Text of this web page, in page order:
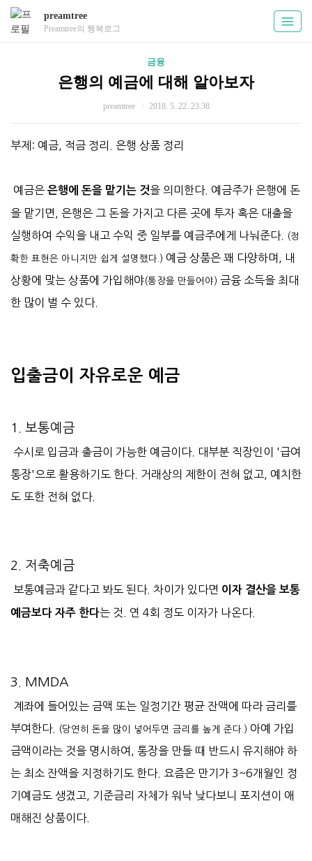
preamtree
Preamtree의 행복로그
금융
은행의 예금에 대해 알아보자
preamtree 2018. 5. 22. 23:38
부제: 예금, 적금 정리. 은행 상품 정리
예금은 은행에 돈을 맡기는 것을 의미한다. 예금주가 은행에 돈
을 맡기면, 은행은 그 돈을 가지고 다른 곳에 투자 혹은 대출을
실행하여 수익을 내고 수익 중 일부를 예금주에게 나눠준다.
(정
확한 표현은 아니지만 쉽게 설명했다.) 예금 상품은 꽤 다양하며, 내
상황에 맞는 상품에 가입해야(통장을 만들어야) 금융 소득을 최대
한 많이 벌 수 있다.
입출금이 자유로운 예금
1. 보통예금
수시로 입금과 출금이 가능한 예금이다. 대부분 직장인이 '급여
통장'으로 활용하기도 한다. 거래상의 제한이 전혀 없고, 예치한
도 또한 전혀 없다.
2. 저축예금
보통예금과 같다고 봐도 된다. 차이가 있다면 이자 결산을 보통
예금보다 자주 한다는 것. 연 4회 정도 이자가 나온다.
3. MMDA
계좌에 들어있는 금액 또는 일정기간 평균 잔액에 따라 금리를
부여한다.
(당연히 돈을 많이 넣어두면 금리를 높게 준다.) 아예 가입
금액이라는 것을 명시하여, 통장을 만들 때 반드시 유지해야 하
는 최소 잔액을 지정하기도 한다. 요즘은 만기가 3~6개월인 정
기예금도 생겼고, 기준금리 자체가 워낙 낮다보니 포지션이 애
매해진 상품이다.